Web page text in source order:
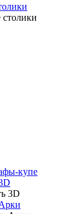
купе